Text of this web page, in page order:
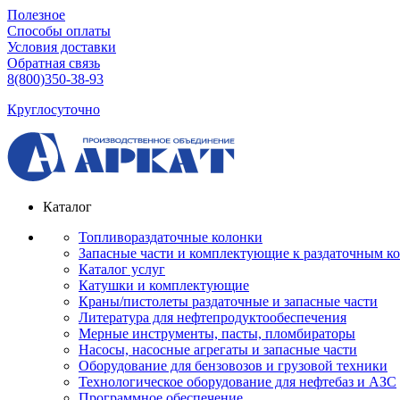
Полезное
Способы оплаты
Условия доставки
Обратная связь
8(800)350-38-93
Круглосуточно
Каталог
Топливораздаточные колонки
Запасные части и комплектующие к раздаточным
Каталог услуг
Катушки и комплектующие
Краны/пистолеты раздаточные и запасные части
Литература для нефтепродуктообеспечения
Мерные инструменты, пасты, пломбираторы
Насосы, насосные агрегаты и запасные части
Оборудование для бензовозов и грузовой техники
Технологическое оборудование для нефтебаз и АЗС